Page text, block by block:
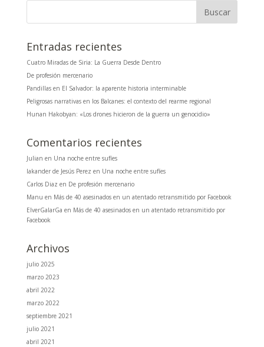
Entradas recientes
Cuatro Miradas de Siria: La Guerra Desde Dentro
De profesión mercenario
Pandillas en El Salvador: la aparente historia interminable
Peligrosas narrativas en los Balcanes: el contexto del rearme regional
Hunan Hakobyan: «Los drones hicieron de la guerra un genocidio»
Comentarios recientes
Julian en Una noche entre sufíes
Iakander de Jesús Perez en Una noche entre sufíes
Carlos Diaz en De profesión mercenario
Manu en Más de 40 asesinados en un atentado retransmitido por Facebook
ElverGalarGa en Más de 40 asesinados en un atentado retransmitido por
Facebook
Archivos
julio 2025
marzo 2023
abril 2022
marzo 2022
septiembre 2021
julio 2021
abril 2021